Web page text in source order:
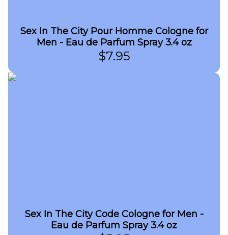
Sex In The City Pour Homme Cologne for
Men - Eau de Parfum Spray 3.4 oz
$7.95
Sex In The City Code Cologne for Men -
Eau de Parfum Spray 3.4 oz